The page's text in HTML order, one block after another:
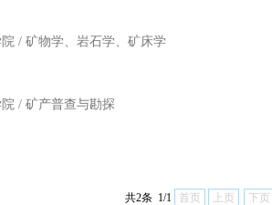
/ 矿物学、岩石学、矿床学
/ 矿产普查与勘探
共2条 1/1 首页 上页 下页